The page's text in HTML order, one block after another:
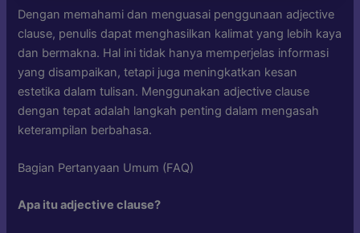
Dengan memahami dan menguasai penggunaan adjective
clause, penulis dapat menghasilkan kalimat yang lebih kaya
dan bermakna. Hal ini tidak hanya memperjelas informasi
yang disampaikan, tetapi juga meningkatkan kesan
estetika dalam tulisan. Menggunakan adjective clause
dengan tepat adalah langkah penting dalam mengasah
keterampilan berbahasa.
Bagian Pertanyaan Umum (FAQ)
Apa itu adjective clause?